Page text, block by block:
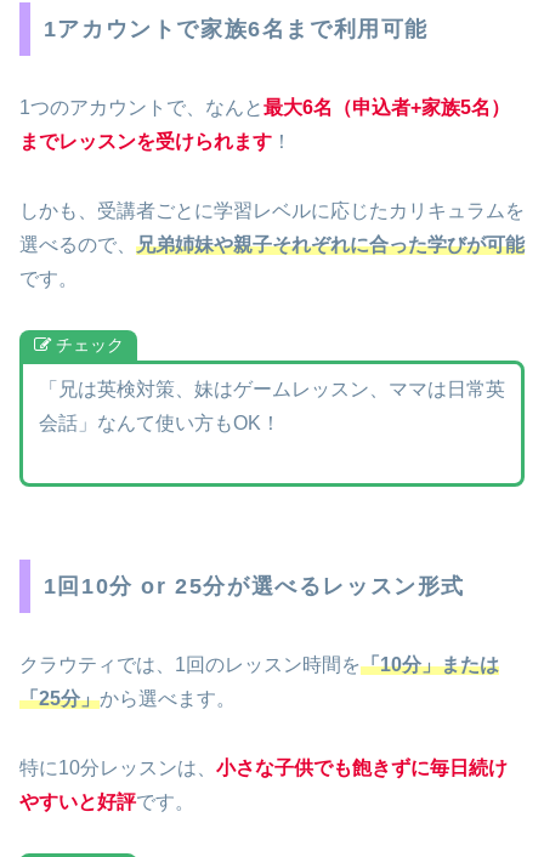
1アカウントで家族6名まで利用可能
1つのアカウントで、なんと最大6名（申込者+家族5名）
までレッスンを受けられます ！
しかも、受講者ごとに学習レベルに応じたカリキュラムを
選べるので、 兄弟姉妹や親子それぞれに合った学びが可能
です。
チェック
「兄は英検対策、妹はゲームレッスン、ママは日常英
会話」なんて使い方もOK！
1回10分 or 25分が選べるレッスン形式
クラウティでは、1回のレッスン時間を「10分」または
「25分」から選べます。
特に10分レッスンは、 小さな子供でも飽きずに毎日続け
やすいと好評です。